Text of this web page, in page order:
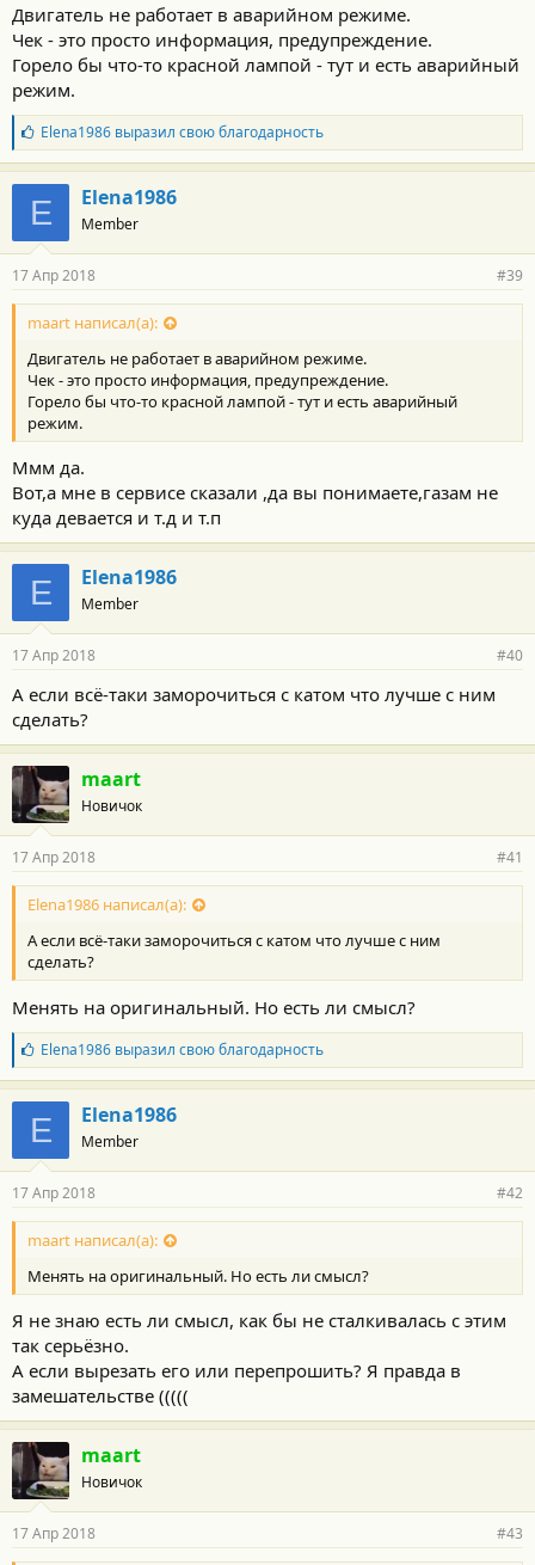
Двигатель не работает в аварийном режиме.
Чек - это просто информация, предупреждение.
Горело бы что-то красной лампой - тут и есть аварийный
режим.
Б
л
а
г
о
д
а
н
о
с
и
:
Elena1986выразил свою благодарность
E Elena1986
Member
17 Апр 2018 #39
maart написал(а):
Двигатель не работает в аварийном режиме.
Чек - это просто информация, предупреждение.
Горело бы что-то красной лампой - тут и есть аварийный
режим.
Ммм да.
Вот,а мне в сервисе сказали ,да вы понимаете,газам не
куда девается и т.д и т.п
E Elena1986
Member
17 Апр 2018 #40
А если всё-таки заморочиться с катом что лучше с ним
сделать?
maart
Новичок
17 Апр 2018 #41
Elena1986 написал(а):
А если всё-таки заморочиться с катом что лучше с ним
сделать?
Менять на оригинальный. Но есть ли смысл?
Б
л
а
г
о
д
а
н
о
с
и
:
Elena1986выразил свою благодарность
E Elena1986
Member
17 Апр 2018 #42
maart написал(а):
Менять на оригинальный. Но есть ли смысл?
Я не знаю есть ли смысл, как бы не сталкивалась с этим
так серьёзно.
А если вырезать его или перепрошить? Я правда в
замешательстве (((((
maart
Новичок
17 Апр 2018 #43